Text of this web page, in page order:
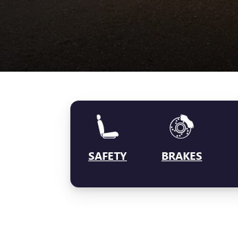
SAFETY BRAKES